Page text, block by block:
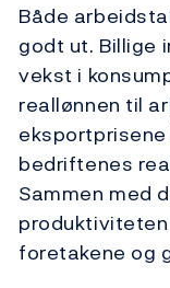
Både
godt ut. Billige
vekst i
reallønnen til
bedriftenes
Sammen med
foretakene og